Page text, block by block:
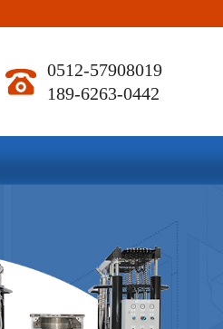
0512-57908019
189-6263-0442